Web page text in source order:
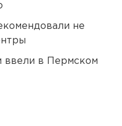
не
ввели в Пермском